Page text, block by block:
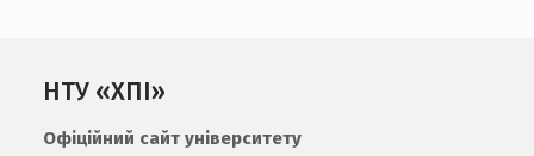
НТУ «ХПІ»
Офіційний сайт університету